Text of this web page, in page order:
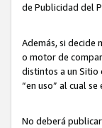
de Publicidad del
Además, si decide
o motor de
distintos a un Sitio
“en uso” al cual
No deberá